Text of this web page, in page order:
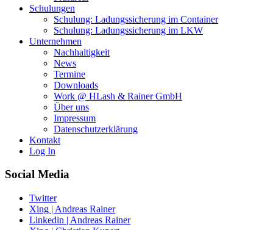
Schulungen
Schulung: Ladungssicherung im Container
Schulung: Ladungssicherung im LKW
Unternehmen
Nachhaltigkeit
News
Termine
Downloads
Work @ HLash & Rainer GmbH
Über uns
Impressum
Datenschutzerklärung
Kontakt
Log In
Social Media
Twitter
Xing | Andreas Rainer
Linkedin | Andreas Rainer